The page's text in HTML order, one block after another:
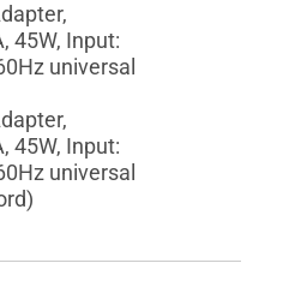
45W, Input:
universal
45W, Input:
universal